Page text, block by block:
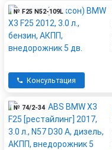
№ F25 N52-109L
Консультация
№ 74/2-34